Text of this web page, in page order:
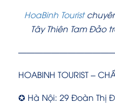
HoaBinh Tourist
Tây Thiên Tam Đảo
HOABINH TOURIST –
✪ Hà Nội: 29 Đoàn Thị